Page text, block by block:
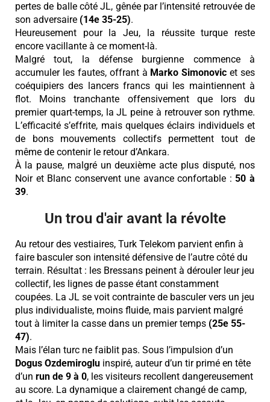
pertes de balle côté JL, gênée par l’intensité retrouvée de
son adversaire (14e 35-25).
Heureusement pour la Jeu, la réussite turque reste
encore vacillante à ce moment-là.
Malgré tout, la défense burgienne commence à
accumuler les fautes, offrant à Marko Simonovic et ses
coéquipiers des lancers francs qui les maintiennent à
flot. Moins tranchante offensivement que lors du
premier quart-temps, la JL peine à retrouver son rythme.
L’efficacité s’effrite, mais quelques éclairs individuels et
de bons mouvements collectifs permettent tout de
même de contenir le retour d’Ankara.
À la pause, malgré un deuxième acte plus disputé, nos
Noir et Blanc conservent une avance confortable :50 à
39.
Un trou d'air avant la révolte
Au retour des vestiaires, Turk Telekom parvient enfin à
faire basculer son intensité défensive de l’autre côté du
terrain. Résultat : les Bressans peinent à dérouler leur jeu
collectif, les lignes de passe étant constamment
coupées. La JL se voit contrainte de basculer vers un jeu
plus individualiste, moins fluide, mais parvient malgré
tout à limiter la casse dans un premier temps (25e 55-
47).
Mais l’élan turc ne faiblit pas. Sous l’impulsion d’un
Dogus Ozdemiroglu inspiré, auteur d’un tir primé en tête
d’un run de 9 à 0, les visiteurs recollent dangereusement
au score. La dynamique a clairement changé de camp,